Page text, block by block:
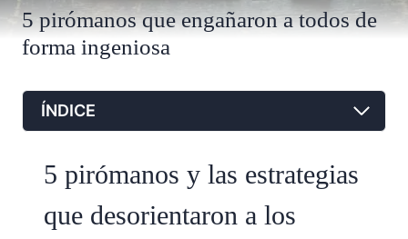
5 pirómanos que engañaron a todos de
forma ingeniosa
ÍNDICE
5 pirómanos y las estrategias
que desorientaron a los